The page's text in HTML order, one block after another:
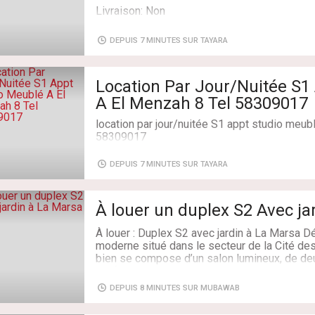
Livraison: Non
DEPUIS 7 MINUTES SUR TAYARA
Location Par Jour/Nuitée
A El Menzah 8 Tel 58309017
location par jour/nuitée S1 appt studio
58309017
Type de transaction: À Louer
Chambres: 1
DEPUIS 7 MINUTES SUR TAYARA
À louer un duplex S2 Avec
À louer : Duplex S2 avec jardin à La Marsa
moderne situé dans le secteur de la Cité
bien se compose d’un salon lumineux, de
est complété par une cuisine équipée
L’extérieur du duplex offre un agréable
DEPUIS 8 MINUTES SUR MUBAWAB